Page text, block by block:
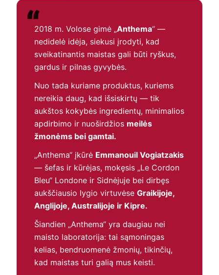
“2018 m. Volose gimė „Anthema“ —
nedidelė idėja, siekusi įrodyti, kad
sveikatinantis maistas gali būti ryškus,
gardus ir pilnas gyvybės.
Nuo tada kuriame produktus, kuriems
nereikia daug, kad išsiskirtų — tik
aukštos kokybės ingredientų, minimalios
apdirbimo ir nuoširdžios meilės
žmonėms bei gamtai.
„Anthema“ įkūrė Emmanouil Vogiatzakis
— šefas ir kūrėjas, mokęsis „Le Cordon
Bleu“ Londone ir Sidnėjuje bei dirbęs
aukščiausio lygio virtuvėseGraikijoje,
Anglijoje, Australijoje ir Kipre.
Šiandien „Anthema“ yra daugiau nei
maisto laboratorija: tai sąmoningas
kelias, bendruomenė žmonių, tikinčių,
kad maistas turi galią mus keisti.